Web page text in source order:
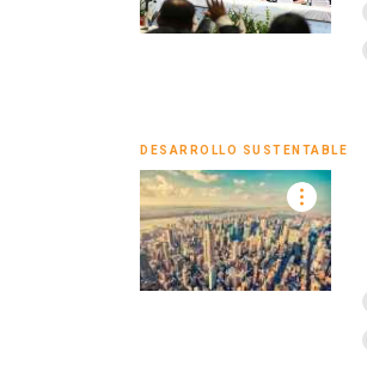
DESARROLLO SUSTENTABLE